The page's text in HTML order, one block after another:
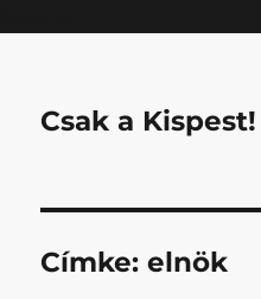
Csak a Kispest!
Címke:elnök